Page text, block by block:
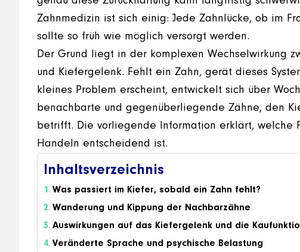
Zahnmedizin ist sich einig: Jede Zahnlücke, ob im
sollte so früh wie möglich versorgt werden.
Der Grund liegt in der komplexen Wechselwirkung
und Kiefergelenk. Fehlt ein Zahn, gerät dieses
kleines Problem erscheint, entwickelt sich über
benachbarte und gegenüberliegende Zähne, den
betrifft. Die vorliegende Information erklärt, welche
Handeln entscheidend ist.
Inhaltsverzeichnis
Was passiert im Kiefer, sobald ein Zahn fehlt?
Wanderung und Kippung der Nachbarzähne
Auswirkungen auf das Kiefergelenk und die
Veränderte Sprache und psychische Belastung